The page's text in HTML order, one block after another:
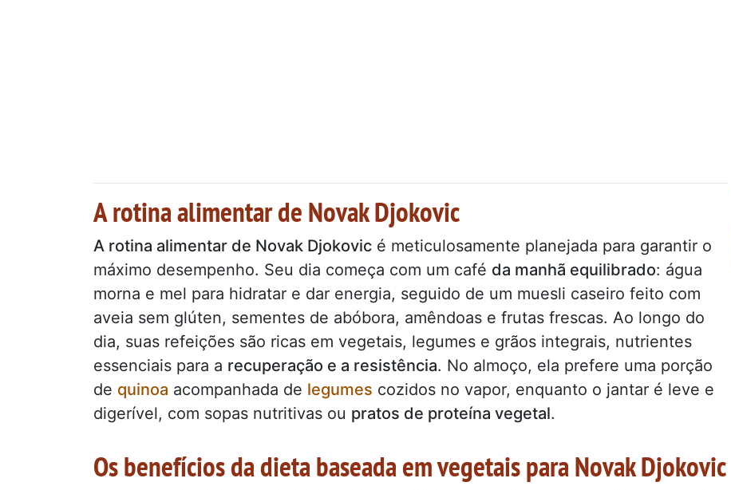
A rotina alimentar de Novak Djokovic
A rotina alimentar de Novak Djokovic é meticulosamente planejada para garantir o
máximo desempenho. Seu dia começa com um café da manhã equilibrado: água
morna e mel para hidratar e dar energia, seguido de um muesli caseiro feito com
aveia sem glúten, sementes de abóbora, amêndoas e frutas frescas. Ao longo do
dia, suas refeições são ricas em vegetais, legumes e grãos integrais, nutrientes
essenciais para a recuperação e a resistência. No almoço, ela prefere uma porção
de quinoa acompanhada de legumes cozidos no vapor, enquanto o jantar é leve e
digerível, com sopas nutritivas ou pratos de proteína vegetal.
Os benefícios da dieta baseada em vegetais para Novak Djokovic